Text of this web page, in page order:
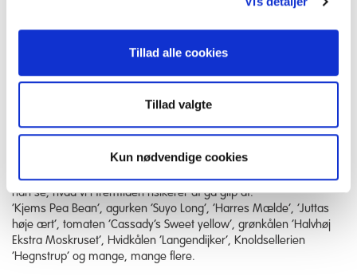
Tillad alle cookies
Tillad valgte
Kun nødvendige cookies
mærkning og kontrol. De ændringer, der lægges op til, er til
mangfoldigheden i vores kulturplanter kan det derimod blive en
Derfor skal du sende frø fra din have eller fra Frøsamlernes
markeder til minister for fødevarer, landbrug og fiskeri, Jacob
Jensen.
Hvis rigtigt mange sender ministeren frø af sorter, der i dag er
uregistrerede og trives i private haver og på små jordbrug, kan
han se, hvad vi i fremtiden risikerer at gå glip af:
’Kjems Pea Bean’, agurken ’Suyo Long’, ‘Harres Mælde’, ’Juttas
høje ært’, tomaten ’Cassady’s Sweet yellow’, grønkålen ’Halvhøj
Ekstra Moskruset’, Hvidkålen ’Langendijker’, Knoldsellerien
’Hegnstrup’ og mange, mange flere.